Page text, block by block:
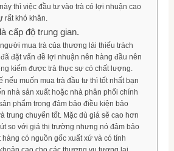
thì việc đầu tư vào trà có lợi nhuận cao
rất khó khăn.
cấp độ trung gian.
mua trà của thương lái thiếu trách
đặt vấn đề lợi nhuận nên hàng đầu nên
kiếm được trà thực sự có chất lượng.
nếu muốn mua trà đầu tư thì tốt nhất bạn
nhà sản xuất hoặc nhà phân phối chính
phẩm trong đảm bảo điều kiện bảo
trung chuyển tốt. Mặc dù giá sẽ cao hơn
so với giá thị trường nhưng nó đảm bảo
hàng có nguồn gốc xuất xứ và có tính